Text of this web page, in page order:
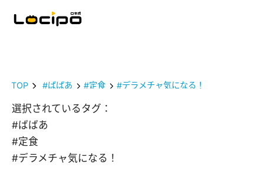
TOP #ばばあ #定食 #デラメチャ気になる！
選択されているタグ：
#ばばあ
#定食
#デラメチャ気になる！